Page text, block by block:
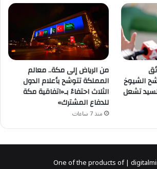
الشيوخ
تشعل
من الرياض إلى مكة.. معالم
المملكة تتوشح بأعلام الدول
الثلاث احتفاءً بـ«اتفاقية مكة
للدفاع المشترك»
منذ 7 ساعات
One of the products of |